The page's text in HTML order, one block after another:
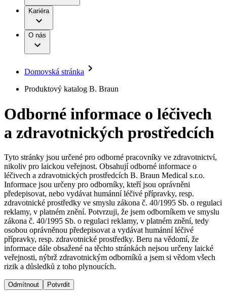
Léčba bolesti
Mimotělní očišťování krve
Neurochirurgie
Onkologie
Ortopedie
Páteřní chirurgie
Péče o rány
Prevence a kontrola infekcí
Uzavírání ran
Řešení
Terapie
Onemocnění
B. Braun Avitum
Dialyzační střediska​
B. Braun Avitum poskytuje kvalitní dialyzační péči ve všech
svých střediscích v České republice. Více informací se
dozvíte na stránkách jednotlivých středisek.
Práce a kariéra
Naše kultura
Vaše příležitost​
Nabídky pracovních míst
Objevte své kariérní příležitosti ​v B. Braun. Vyhledejte náš trh
práce​ pro zajímavé pozice.​
Odpovědnost
Média
Tiskové zprávy
Kontakt
Kontaktní formulář
Registrace k odběru newsletteru
Odpovědnost
Média
Kontakt
Kariéra
O nás
Domovská stránka
Produktový katalog B. Braun
Odborné informace o léčivech
a zdravotnických prostředcích
Tyto stránky jsou určené pro odborné pracovníky ve zdravotnictví,
nikoliv pro laickou veřejnost. Obsahují odborné informace o
léčivech a zdravotnických prostředcích B. Braun Medical s.r.o.
Informace jsou určeny pro odborníky, kteří jsou oprávněni
předepisovat, nebo vydávat humánní léčivé přípravky, resp.
zdravotnické prostředky ve smyslu zákona č. 40/1995 Sb. o regulaci
reklamy, v platném znění. Potvrzuji, že jsem odborníkem ve smyslu
zákona č. 40/1995 Sb. o regulaci reklamy, v platném znění, tedy
osobou oprávněnou předepisovat a vydávat humánní léčivé
přípravky, resp. zdravotnické prostředky. Beru na vědomí, že
informace dále obsažené na těchto stránkách nejsou určeny laické
veřejnosti, nýbrž zdravotnickým odborníků a jsem si vědom všech
rizik a důsledků z toho plynoucích.
Odmítnout Potvrdit